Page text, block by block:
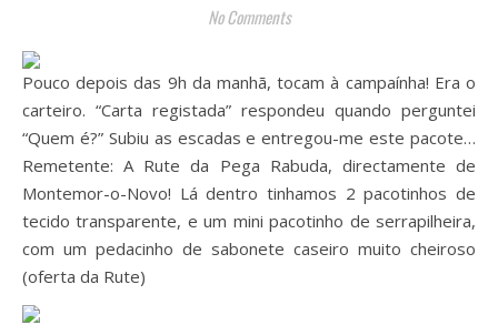
No Comments
Pouco depois das 9h da manhã, tocam à campaínha! Era o
carteiro. “Carta registada” respondeu quando perguntei
“Quem é?” Subiu as escadas e entregou-me este pacote…
Remetente: A Rute da Pega Rabuda, directamente de
Montemor-o-Novo! Lá dentro tinhamos 2 pacotinhos de
tecido transparente, e um mini pacotinho de serrapilheira,
com um pedacinho de sabonete caseiro muito cheiroso
(oferta da Rute)